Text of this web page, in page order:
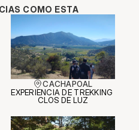
COMO ESTA
CACHAPOAL
EXPERIENCIA DE TREKKING
CLOS DE LUZ